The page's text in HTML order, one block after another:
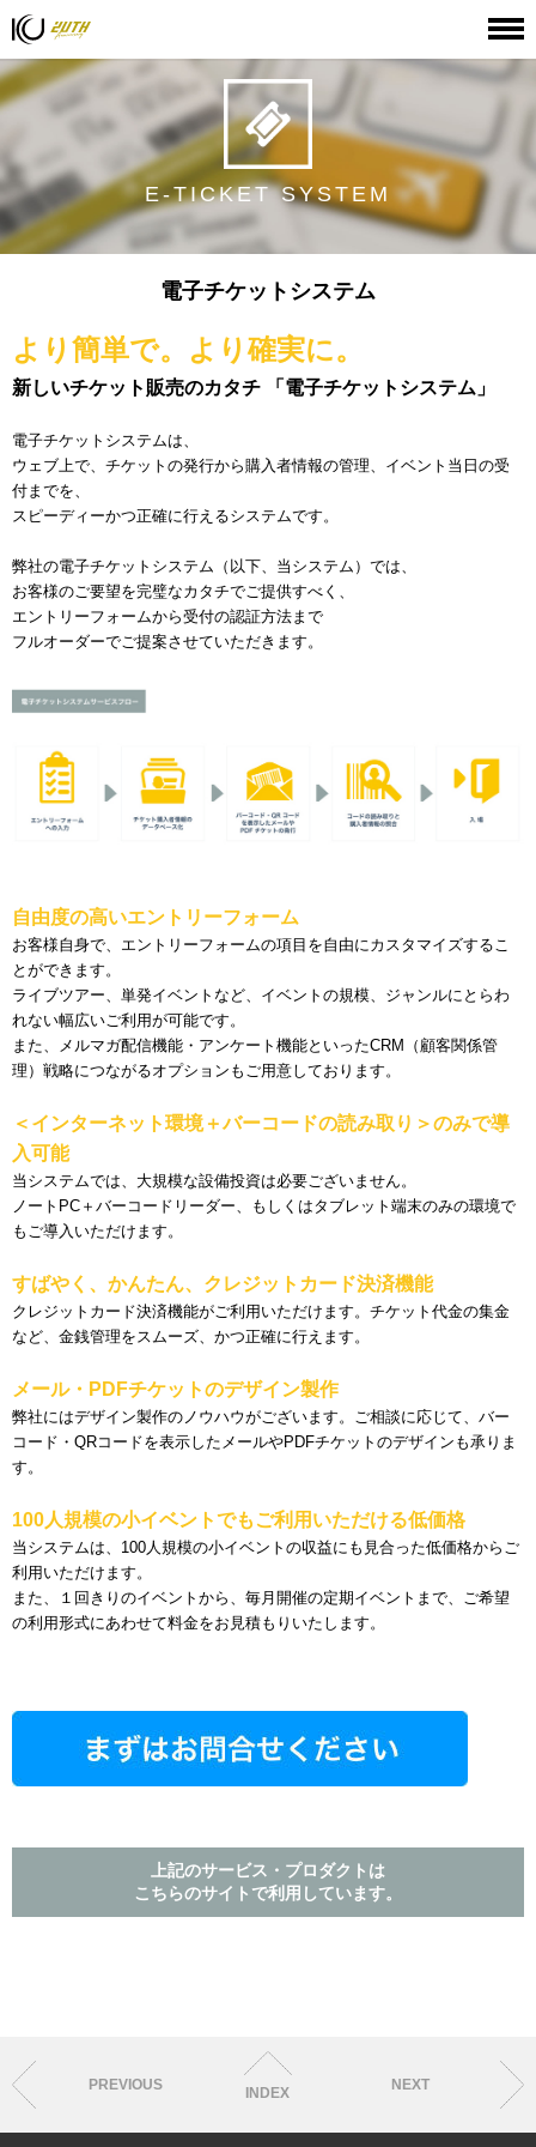
HOME サービス & プロダクト
E-TICKET SYSTEM
電子チケットシステム
より簡単で。より確実に。
新しいチケット販売のカタチ 「電子チケットシステム」
電子チケットシステムは、
ウェブ上で、チケットの発行から購入者情報の管理、イベント当日の受
付までを、
スピーディーかつ正確に行えるシステムです。
弊社の電子チケットシステム（以下、当システム）では、
お客様のご要望を完璧なカタチでご提供すべく、
エントリーフォームから受付の認証方法まで
フルオーダーでご提案させていただきます。
自由度の高いエントリーフォーム
お客様自身で、エントリーフォームの項目を自由にカスタマイズするこ
とができます。
ライブツアー、単発イベントなど、イベントの規模、ジャンルにとらわ
れない幅広いご利用が可能です。
また、メルマガ配信機能・アンケート機能といったCRM（顧客関係管
理）戦略につながるオプションもご用意しております。
＜インターネット環境＋バーコードの読み取り＞のみで導
入可能
当システムでは、大規模な設備投資は必要ございません。
ノートPC＋バーコードリーダー、もしくはタブレット端末のみの環境で
もご導入いただけます。
すばやく、かんたん、クレジットカード決済機能
クレジットカード決済機能がご利用いただけます。チケット代金の集金
など、金銭管理をスムーズ、かつ正確に行えます。
メール・PDFチケットのデザイン製作
弊社にはデザイン製作のノウハウがございます。ご相談に応じて、バー
コード・QRコードを表示したメールやPDFチケットのデザインも承りま
す。
100人規模の小イベントでもご利用いただける低価格
当システムは、100人規模の小イベントの収益にも見合った低価格からご
利用いただけます。
また、１回きりのイベントから、毎月開催の定期イベントまで、ご希望
の利用形式にあわせて料金をお見積もりいたします。
上記のサービス・プロダクトは
こちらのサイトで利用しています。
PREVIOUS INDEX NEXT